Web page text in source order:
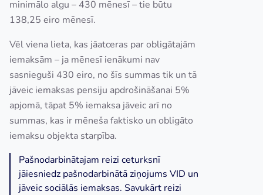
minimālo algu – 430 mēnesī – tie būtu
138,25 eiro mēnesī.
Vēl viena lieta, kas jāatceras par obligātajām
iemaksām – ja mēnesī ienākumi nav
sasnieguši 430 eiro, no šīs summas tik un tā
jāveic iemaksas pensiju apdrošināšanai 5%
apjomā, tāpat 5% iemaksa jāveic arī no
summas, kas ir mēneša faktisko un obligāto
iemaksu objekta starpība.
Pašnodarbinātajam reizi ceturksnī
jāiesniedz pašnodarbinātā ziņojums VID un
jāveic sociālās iemaksas. Savukārt reizi